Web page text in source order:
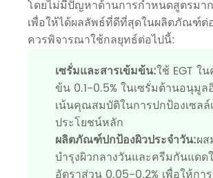
โดยไม่มีปัญหาด้านการกำหนดสูตรมา
เพื่อให้ได้ผลลัพธ์ที่ดีที่สุดในผลิตภัณฑ์ต่
ควรพิจารณาใช้กลยุทธ์ต่อไปนี้:
เซรั่มและสารเข้มข้น:ใช้ EGT ใ
ข้น 0.1-0.5% ในเซรั่มต้านอนุมูล
เน้นคุณสมบัติในการปกป้องเซลล์
ประโยชน์หลัก
ผลิตภัณฑ์ปกป้องผิวประจำวัน:ผ
บำรุงผิวกลางวันและครีมกันแดด